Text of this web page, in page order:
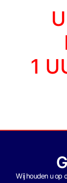
1
Wij houden u op